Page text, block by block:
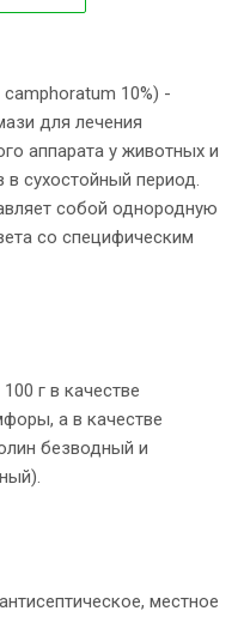
10%) -
для лечения
аппарата у животных и
в сухостойный период.
собой однородную
со специфическим
г в качестве
а в качестве
безводный и
местное